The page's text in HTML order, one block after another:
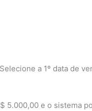
a 1º data de
5.000,00 e o sistema